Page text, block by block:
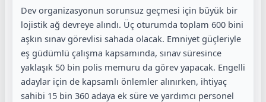
Dev organizasyonun sorunsuz geçmesi için büyük bir
lojistik ağ devreye alındı. Üç oturumda toplam 600 bini
aşkın sınav görevlisi sahada olacak. Emniyet güçleriyle
eş güdümlü çalışma kapsamında, sınav süresince
yaklaşık 50 bin polis memuru da görev yapacak. Engelli
adaylar için de kapsamlı önlemler alınırken, ihtiyaç
sahibi 15 bin 360 adaya ek süre ve yardımcı personel